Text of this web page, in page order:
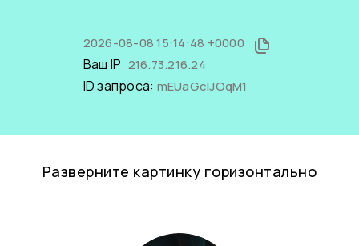
2026-08-08 15:14:48 +0000
Ваш IP: 216.73.216.24
ID запроса: mEUaGcIJOqM1
Разверните картинку горизонтально